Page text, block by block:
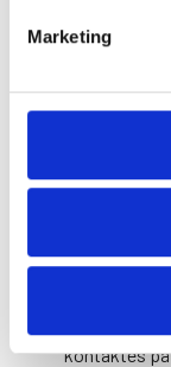
Marketing
Vi står fast –
DTS ønsker
styres af
Stiller
en ny aftale
Lunden skal
at løfte
kontaktes